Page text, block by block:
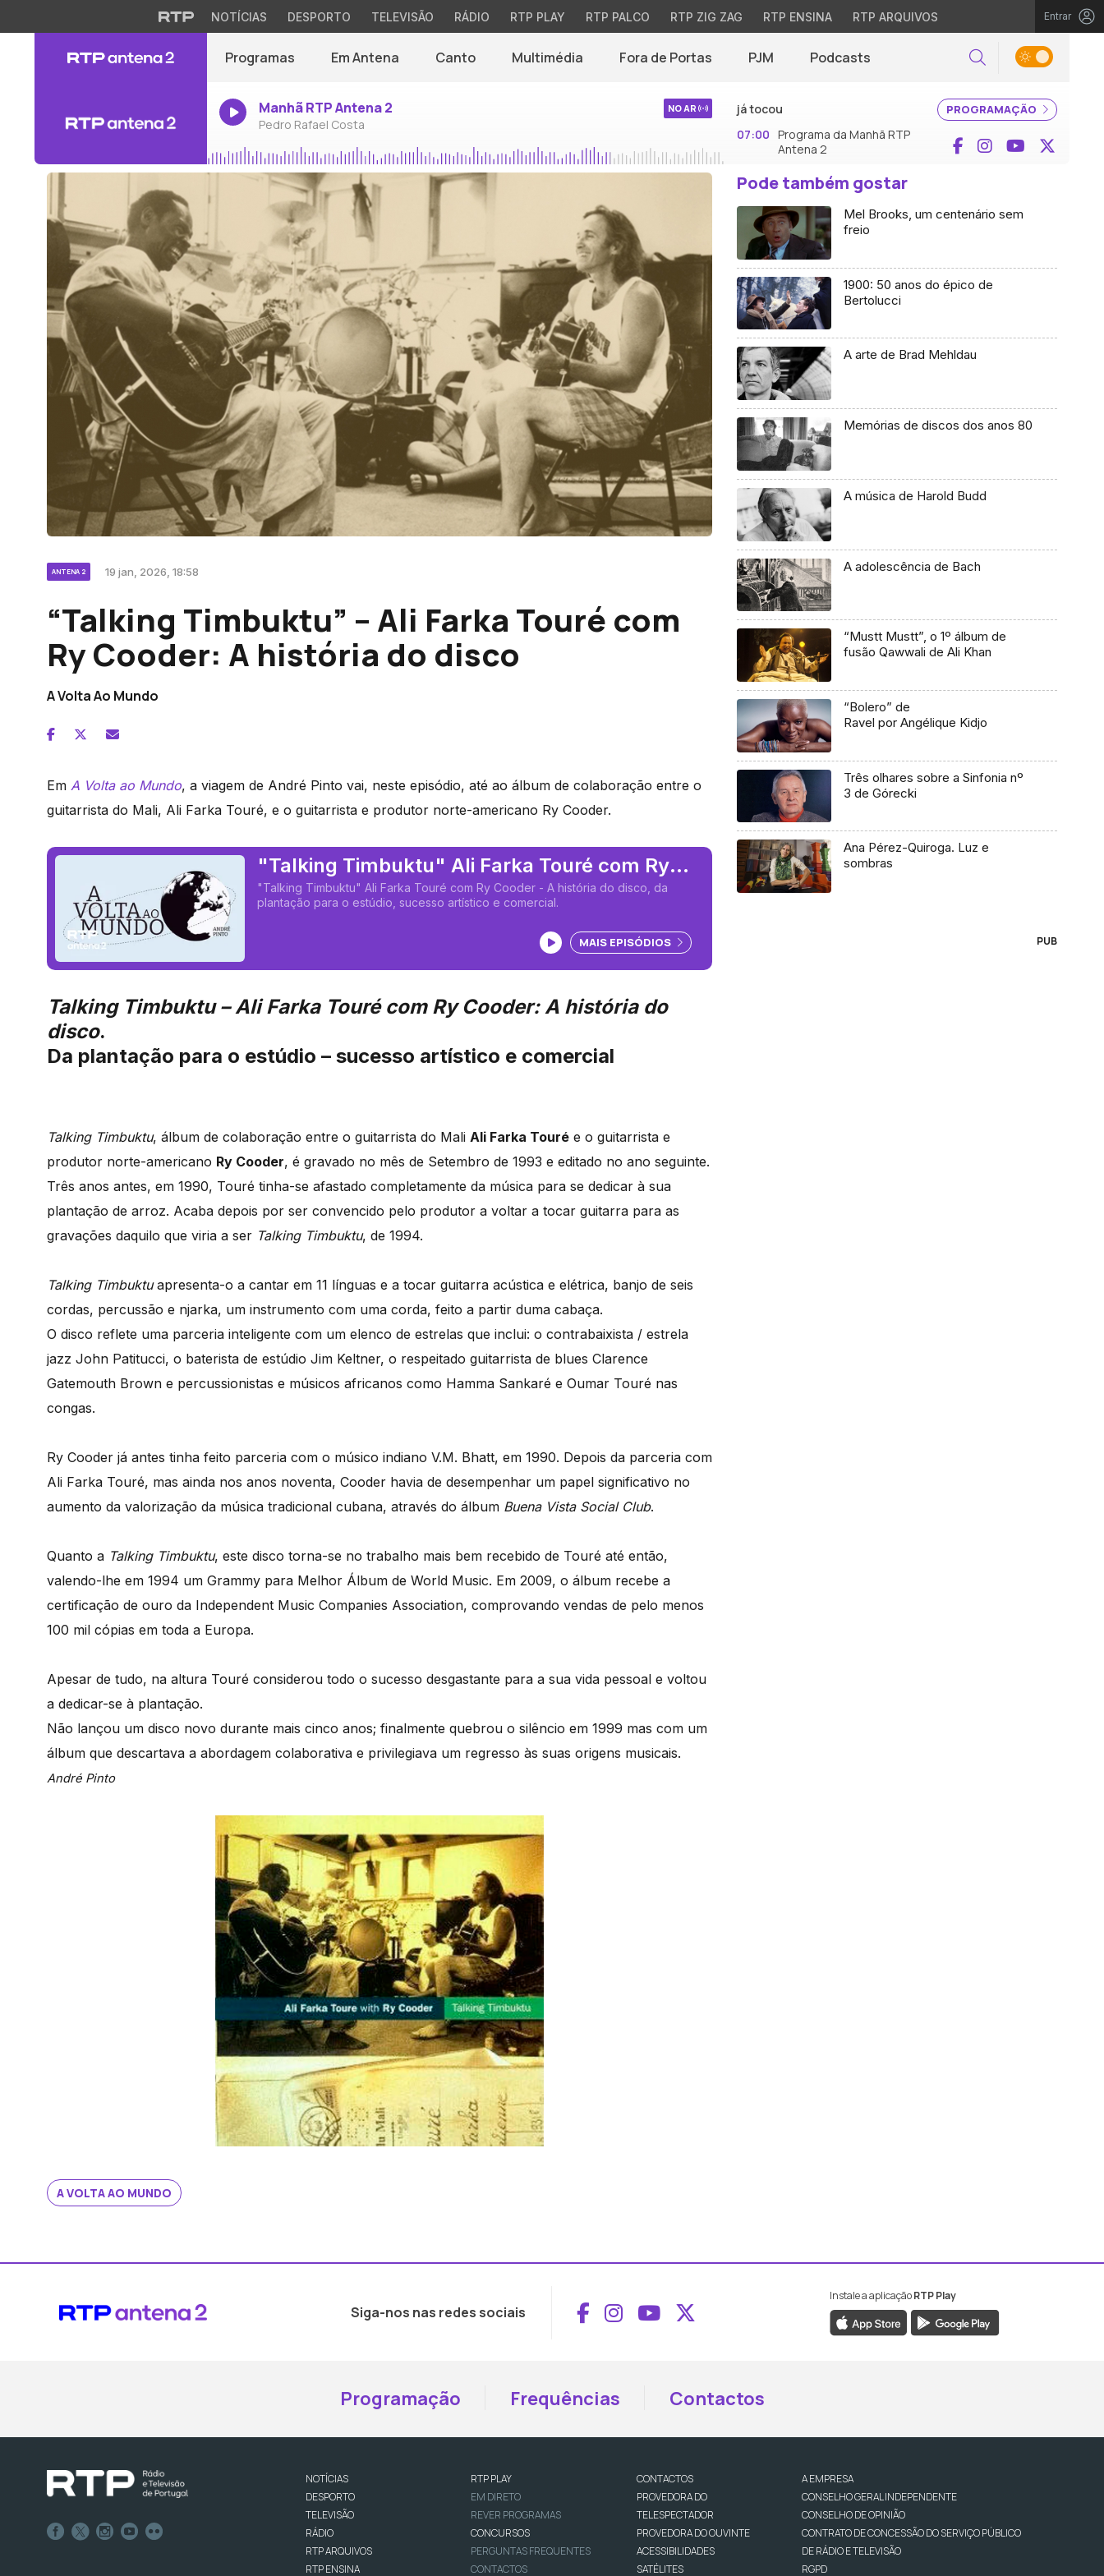
NOTÍCIAS DESPORTO TELEVISÃO RÁDIO RTP PLAY RTP PALCO RTP ZIG ZAG RTP ENSINA RTP ARQUIVOS Entrar
Programas Em Antena Canto Multimédia Fora de Portas PJM Podcasts Pesquisar
Manhã RTP Antena 2
Pedro Rafael Costa
NO AR PROGRAMAÇÃO
já tocou
07:00 Programa da Manhã RTP
Antena 2
Facebook
InstagramYouTube
ANTENA 2 19 jan, 2026, 18:58
“Talking Timbuktu” – Ali Farka Touré com
Ry Cooder: A história do disco
A Volta Ao Mundo
Em A Volta ao Mundo, a viagem de André Pinto vai, neste episódio, até ao álbum de colaboração entre o
guitarrista do Mali, Ali Farka Touré, e o guitarrista e produtor norte-americano Ry Cooder.
"Talking Timbuktu" Ali Farka Touré com Ry
Cooder
"Talking Timbuktu" Ali Farka Touré com Ry Cooder - A história do disco, da
plantação para o estúdio, sucesso artístico e comercial.
Ouvir podcast
MAIS EPISÓDIOS
Talking Timbuktu – Ali Farka Touré com Ry Cooder: A história do
disco.
Da plantação para o estúdio – sucesso artístico e comercial
Talking Timbuktu, álbum de colaboração entre o guitarrista do Mali Ali Farka Touré e o guitarrista e
produtor norte-americano Ry Cooder, é gravado no mês de Setembro de 1993 e editado no ano seguinte.
Três anos antes, em 1990, Touré tinha-se afastado completamente da música para se dedicar à sua
plantação de arroz. Acaba depois por ser convencido pelo produtor a voltar a tocar guitarra para as
gravações daquilo que viria a ser Talking Timbuktu, de 1994.
Talking Timbuktuapresenta-o a cantar em 11 línguas e a tocar guitarra acústica e elétrica, banjo de seis
cordas, percussão e njarka, um instrumento com uma corda, feito a partir duma cabaça.
O disco reflete uma parceria inteligente com um elenco de estrelas que inclui: o contrabaixista / estrela
jazz John Patitucci, o baterista de estúdio Jim Keltner, o respeitado guitarrista de blues Clarence
Gatemouth Brown e percussionistas e músicos africanos como Hamma Sankaré e Oumar Touré nas
congas.
Ry Cooder já antes tinha feito parceria com o músico indiano V.M. Bhatt, em 1990. Depois da parceria com
Ali Farka Touré, mas ainda nos anos noventa, Cooder havia de desempenhar um papel significativo no
aumento da valorização da música tradicional cubana, através do álbum Buena Vista Social Club.
Quanto a Talking Timbuktu, este disco torna-se no trabalho mais bem recebido de Touré até então,
valendo-lhe em 1994 um Grammy para Melhor Álbum de World Music. Em 2009, o álbum recebe a
certificação de ouro da Independent Music Companies Association, comprovando vendas de pelo menos
100 mil cópias em toda a Europa.
Apesar de tudo, na altura Touré considerou todo o sucesso desgastante para a sua vida pessoal e voltou
a dedicar-se à plantação.
Não lançou um disco novo durante mais cinco anos; finalmente quebrou o silêncio em 1999 mas com um
álbum que descartava a abordagem colaborativa e privilegiava um regresso às suas origens musicais.
André Pinto
A VOLTA AO MUNDO
Pode também gostar
Mel Brooks, um centenário sem
freio
1900: 50 anos do épico de
Bertolucci
A arte de Brad Mehldau
Memórias de discos dos anos 80
A música de Harold Budd
A adolescência de Bach
“Mustt Mustt”, o 1º álbum de
fusão Qawwali de Ali Khan
“Bolero” de
Ravel por Angélique Kidjo
Três olhares sobre a Sinfonia nº
3 de Górecki
Ana Pérez-Quiroga. Luz e
sombras
PUB
Siga-nos nas redes sociais Aceder ao Facebook da RTP Antena 2
Aceder ao Instagram da RTP Antena 2
Aceder ao YouTube da RTP Antena 2
Aceder ao X da RTP Antena 2
Instale a aplicaçãoRTP Play
Programação Frequências Contactos
NOTÍCIAS
DESPORTO
TELEVISÃO
RÁDIO
RTP ARQUIVOS
RTP ENSINA
RTP PLAY
EM DIRETO
REVER PROGRAMAS
CONCURSOS
PERGUNTAS FREQUENTES
CONTACTOS
CONTACTOS
PROVEDORA DO
TELESPECTADOR
PROVEDORA DO OUVINTE
ACESSIBILIDADES
SATÉLITES
A EMPRESA
CONSELHO GERAL INDEPENDENTE
CONSELHO DE OPINIÃO
CONTRATO DE CONCESSÃO DO SERVIÇO PÚBLICO
DE RÁDIO E TELEVISÃO
RGPD